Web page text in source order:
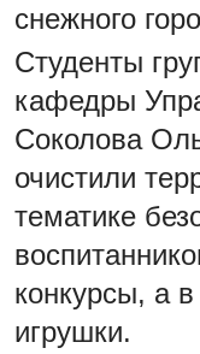
снежного
Студенты
кафедры
Соколова
очистили
тематике
конкурсы, а
игрушки.